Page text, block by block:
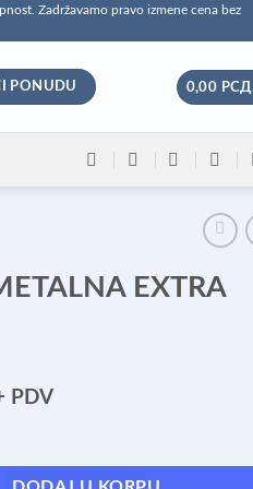
Zadržavamo pravo izmene cena bez
PONUDU 0,00 РСД
EXTRA
PDV
EXTRA 120cm količina